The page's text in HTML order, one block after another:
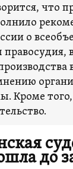
что
о
Кроме
до